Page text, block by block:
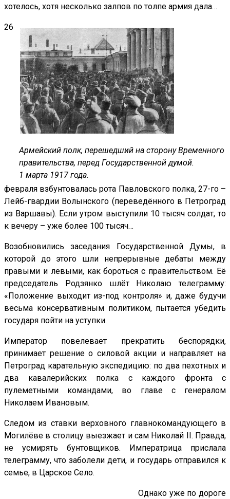
хотелось, хотя несколько залпов по толпе армия дала…
Армейский полк, перешедший на сторону Временного
правительства, перед Государственной думой.
1 марта 1917 года.
26
февраля взбунтовалась рота Павловского полка, 27-го –
Лейб-гвардии Bолынского (переведённого в Петроград
из Варшавы). Если утром выступили 10 тысяч солдат, то
к вечеру – уже более 100 тысяч…
Возобновились заседания Государственной Думы, в
которой до этого шли непрерывные дебаты между
правыми и левыми, как бороться с правительством. Её
председатель Родзянко шлёт Николаю телеграмму:
«Положение выходит из-под контроля» и, даже будучи
весьма консервативным политиком, пытается убедить
государя пойти на уступки.
Император повелевает прекратить беспорядки,
принимает решение о силовой акции и направляет на
Петроград карательную экспедицию: по два пехотных и
два кавалерийских полка с каждого фронта с
пулеметными командами, во главе с генералом
Николаем Ивановым.
Следом из ставки верховного главнокомандующего в
Могилёве в столицу выезжает и сам Николай
. Правда,
не усмирять бунтовщиков. Императрица прислала
телеграмму, что заболели дети, и государь отправился к
семье, в Царское Село.
Однако уже по дороге